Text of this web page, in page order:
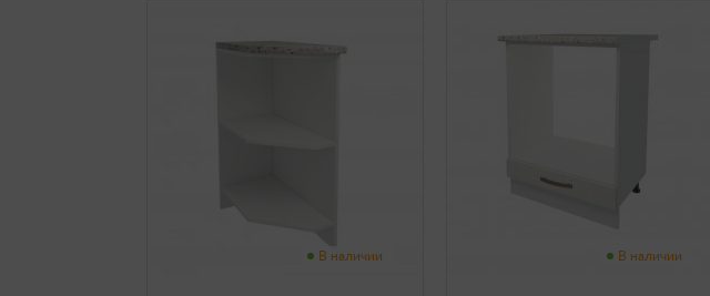
В наличии В наличии